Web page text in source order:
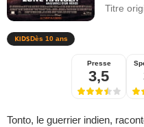
Titre
Dès 10 ans
Presse
3,5
Tonto, le guerrier indien,